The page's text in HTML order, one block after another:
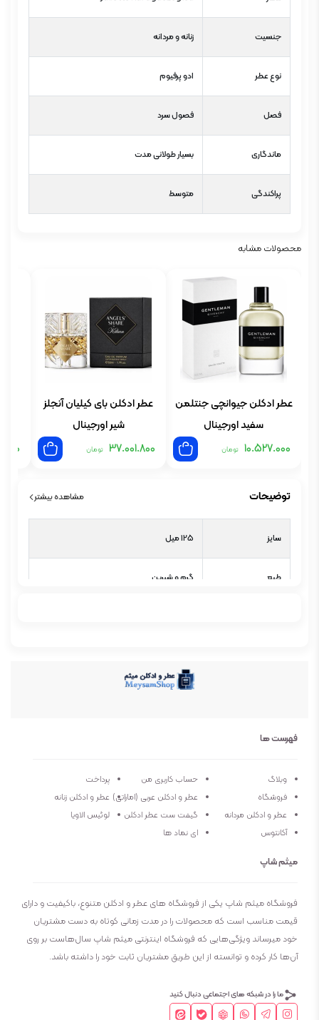
جنسیت زنانه و مردانه
نوع عطر ادو پرفیوم
فصل فصول سرد
ماندگاری بسیار طولانی مدت
پراکندگی متوسط
محصولات مشابه
عطر ادکلن جیوانچی جنتلمن
سفید اورجینال
10.527.000 تومان
عطر ادکلن بای کیلیان آنجلز
شیر اورجینال
37.001.800 تومان
توضیحات مشاهده بیشتر
سایز 125 میل
طبع گرم و شیرین
نوع عطر
فصل فصول سرد
ماندگاری بسیار طولانی مدت
فهرست ها
وبلاگ حساب کاربری من
پرداخت
فروشگاه
عطر و ادکلن عربی (اماراتی) عطر و ادکلن زنانه
عطر و ادکلن مردانه
گیفت ست عطر ادکلن
لوئیس الاویا
آکانتوس
ای نماد ها
میثم شاپ
فروشگاه میثم شاپ یکی از فروشگاه های عطر و ادکلن متنوع، باکیفیت و دارای
قیمت مناسب است که محصولات را در مدت زمانی کوتاه به دست مشتریان
خود میرساند ویژگی‌هایی که فروشگاه اینترنتی میثم شاپ سال‌هاست بر روی
آن‌ها کار کرده و توانسته از این طریق مشتریان ثابت خود را داشته باشد.
ما را در شبکه های اجتماعی دنبال کنید